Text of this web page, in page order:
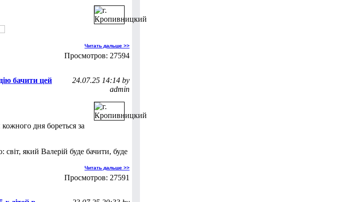
Читать дальше >>
Просмотров: 27594
бачити цей
24.07.25 14:14 by
admin
дня бореться за
який Валерій буде бачити, буде
Читать дальше >>
Просмотров: 27591